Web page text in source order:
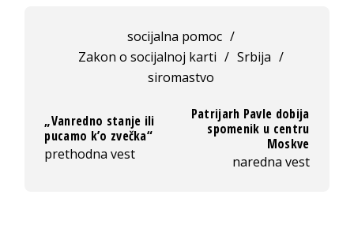
socijalna pomoc /
Zakon o socijalnoj karti / Srbija /
siromastvo
„Vanredno stanje ili
pucamo k’o zvečka“
prethodna vest
Patrijarh Pavle dobija
spomenik u centru
Moskve
naredna vest